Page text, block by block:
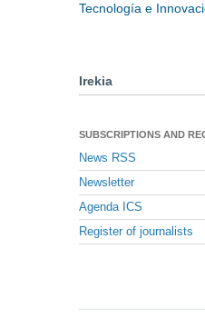
Tecnología e
Irekia
SUBSCRIPTIONS AND
News RSS
Newsletter
Agenda ICS
Register of journalists